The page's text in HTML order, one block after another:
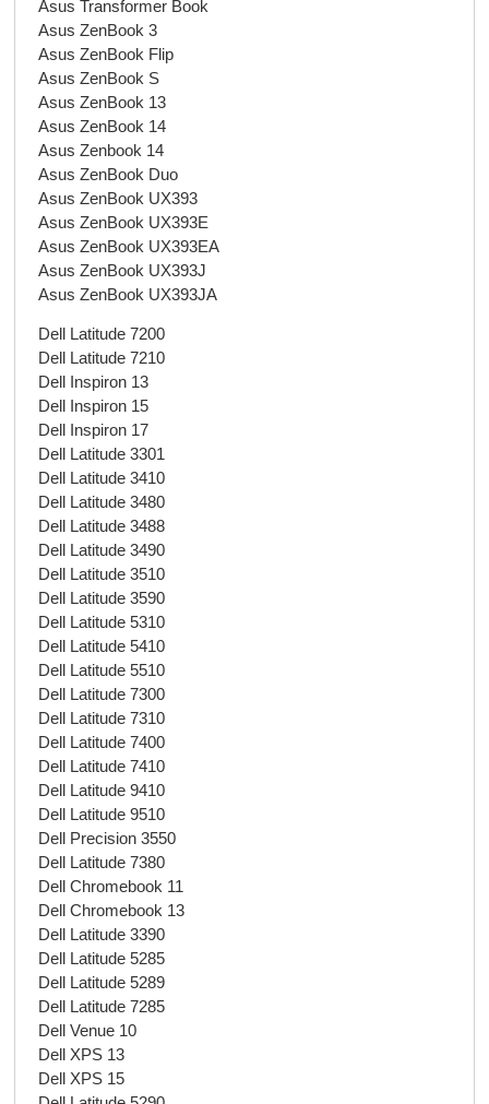
Asus Transformer Book
Asus ZenBook 3
Asus ZenBook Flip
Asus ZenBook S
Asus ZenBook 13
Asus ZenBook 14
Asus Zenbook 14
Asus ZenBook Duo
Asus ZenBook UX393
Asus ZenBook UX393E
Asus ZenBook UX393EA
Asus ZenBook UX393J
Asus ZenBook UX393JA
Dell Latitude 7200
Dell Latitude 7210
Dell Inspiron 13
Dell Inspiron 15
Dell Inspiron 17
Dell Latitude 3301
Dell Latitude 3410
Dell Latitude 3480
Dell Latitude 3488
Dell Latitude 3490
Dell Latitude 3510
Dell Latitude 3590
Dell Latitude 5310
Dell Latitude 5410
Dell Latitude 5510
Dell Latitude 7300
Dell Latitude 7310
Dell Latitude 7400
Dell Latitude 7410
Dell Latitude 9410
Dell Latitude 9510
Dell Precision 3550
Dell Latitude 7380
Dell Chromebook 11
Dell Chromebook 13
Dell Latitude 3390
Dell Latitude 5285
Dell Latitude 5289
Dell Latitude 7285
Dell Venue 10
Dell XPS 13
Dell XPS 15